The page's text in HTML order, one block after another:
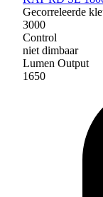
Gecorreleerde
3000
Control
niet dimbaar
Lumen Output
1650